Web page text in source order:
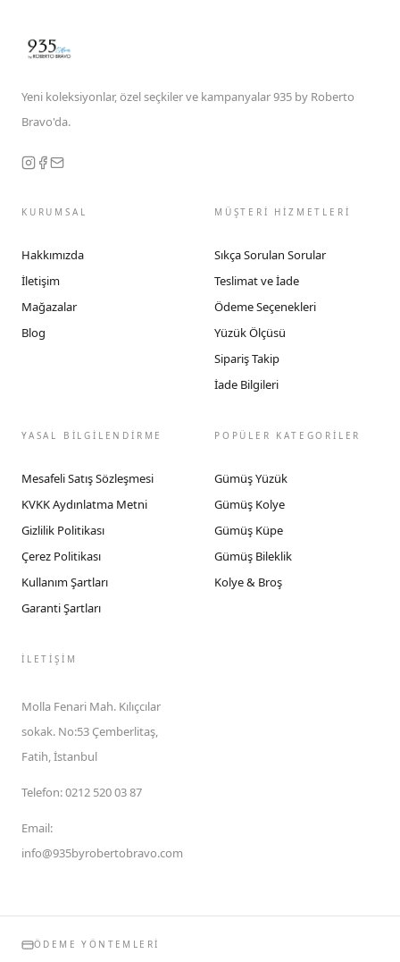
Yeni koleksiyonlar, özel seçkiler ve kampanyalar 935 by Roberto
Bravo'da.
KURUMSAL
Hakkımızda
İletişim
Mağazalar
Blog
MÜŞTERİ HİZMETLERİ
Sıkça Sorulan Sorular
Teslimat ve İade
Ödeme Seçenekleri
Yüzük Ölçüsü
Sipariş Takip
İade Bilgileri
YASAL BİLGİLENDİRME
Mesafeli Satış Sözleşmesi
KVKK Aydınlatma Metni
Gizlilik Politikası
Çerez Politikası
Kullanım Şartları
Garanti Şartları
POPÜLER KATEGORİLER
Gümüş Yüzük
Gümüş Kolye
Gümüş Küpe
Gümüş Bileklik
Kolye & Broş
İLETIŞIM
Molla Fenari Mah. Kılıçcılar
sokak. No:53 Çemberlitaş,
Fatih, İstanbul
Telefon:0212 520 03 87
Email:
info@935byrobertobravo.com
ÖDEME YÖNTEMLERI